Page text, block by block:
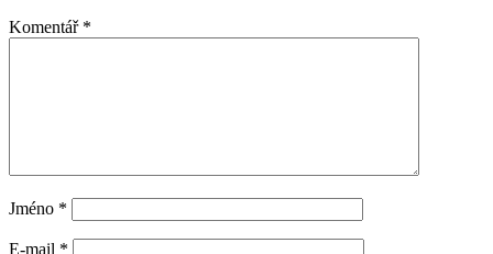
Komentář *
Jméno *
E-mail *